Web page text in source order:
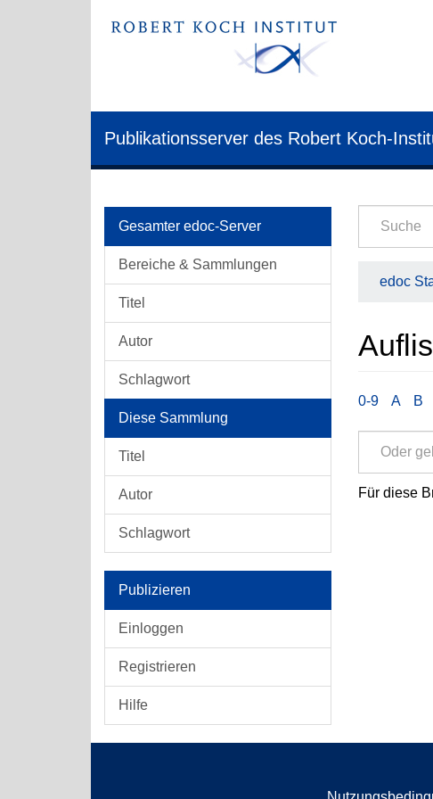
Publikationsserver des Robert Koch-
Gesamter edoc-Server
Bereiche & Sammlungen
Titel
Autor
Schlagwort
Diese Sammlung
Titel
Autor
Schlagwort
Publizieren
Einloggen
Registrieren
Hilfe
edoc
0-9 A B
Für diese